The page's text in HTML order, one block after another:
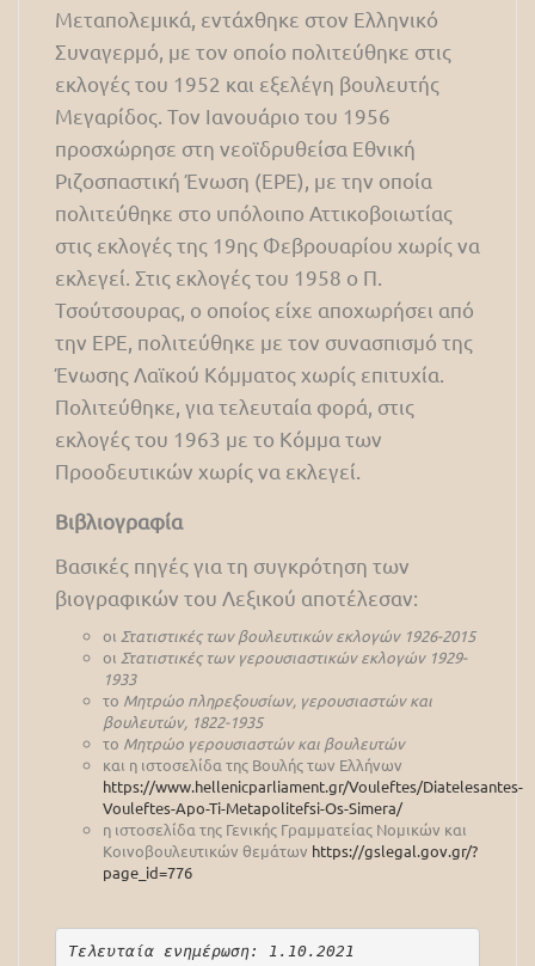
Μεταπολεμικά, εντάχθηκε στον Ελληνικό
Συναγερμό, με τον οποίο πολιτεύθηκε στις
εκλογές του 1952 και εξελέγη βουλευτής
Μεγαρίδος. Τον Ιανουάριο του 1956
προσχώρησε στη νεοϊδρυθείσα Εθνική
Ριζοσπαστική Ένωση (ΕΡΕ), με την οποία
πολιτεύθηκε στο υπόλοιπο Αττικοβοιωτίας
στις εκλογές της 19ης Φεβρουαρίου χωρίς να
εκλεγεί. Στις εκλογές του 1958 ο Π.
Τσούτσουρας, ο οποίος είχε αποχωρήσει από
την ΕΡΕ, πολιτεύθηκε με τον συνασπισμό της
Ένωσης Λαϊκού Κόμματος χωρίς επιτυχία.
Πολιτεύθηκε, για τελευταία φορά, στις
εκλογές του 1963 με το Κόμμα των
Προοδευτικών χωρίς να εκλεγεί.
Βιβλιογραφία
Βασικές πηγές για τη συγκρότηση των
βιογραφικών του Λεξικού αποτέλεσαν:
οι Στατιστικές των βουλευτικών εκλογών 1926-2015
οι Στατιστικές των γερουσιαστικών εκλογών 1929-
1933
το Μητρώο πληρεξουσίων, γερουσιαστών και
βουλευτών, 1822-1935
το Μητρώο γερουσιαστών και βουλευτών
και η ιστοσελίδα της Βουλής των Ελλήνων
https://www.hellenicparliament.gr/Vouleftes/Diatelesantes-
Vouleftes-Apo-Ti-Metapolitefsi-Os-Simera/
η ιστοσελίδα της Γενικής Γραμματείας Νομικών και
Κοινοβουλευτικών θεμάτων https://gslegal.gov.gr/?
page_id=776
Τελευταία ενημέρωση: 1.10.2021